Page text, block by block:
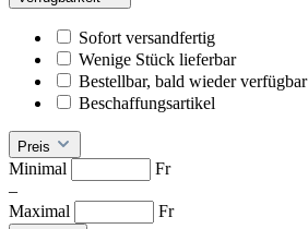
Sofort versandfertig
Wenige Stück lieferbar
Bestellbar, bald wieder verfügbar
Beschaffungsartikel
Preis
Minimal
Fr
–
Maximal
Fr